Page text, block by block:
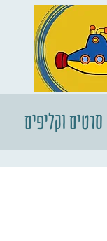
סרטים וקליפים